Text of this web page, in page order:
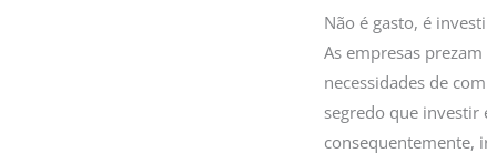
Não é gasto, é
As empresas
necessidades de
segredo que
consequentemente,